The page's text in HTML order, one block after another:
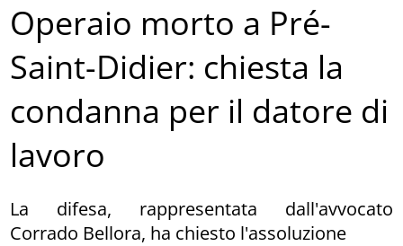
Operaio morto a Pré-
Saint-Didier: chiesta la
condanna per il datore di
lavoro
La difesa, rappresentata dall'avvocato
Corrado Bellora, ha chiesto l'assoluzione